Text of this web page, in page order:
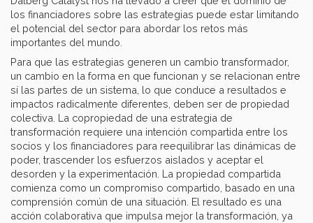
los financiadores sobre las estrategias puede estar limitando
el potencial del sector para abordar los retos más
importantes del mundo.
Para que las estrategias generen un cambio transformador,
un cambio en la forma en que funcionan y se relacionan entre
sí las partes de un sistema, lo que conduce a resultados e
impactos radicalmente diferentes, deben ser de propiedad
colectiva. La copropiedad de una estrategia de
transformación requiere una intención compartida entre los
socios y los financiadores para reequilibrar las dinámicas de
poder, trascender los esfuerzos aislados y aceptar el
desorden y la experimentación. La propiedad compartida
comienza como un compromiso compartido, basado en una
comprensión común de una situación. El resultado es una
acción colaborativa que impulsa mejor la transformación, ya